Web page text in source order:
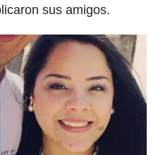
sus amigos.